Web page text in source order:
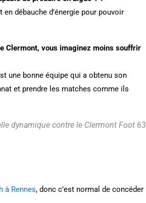
débauche d’énergie pour pouvoir
Clermont, vous imaginez moins souffrir
une bonne équipe qui a obtenu son
et prendre les matches comme ils
dynamique contre le Clermont Foot 63
à Rennes, donc c’est normal de concéder